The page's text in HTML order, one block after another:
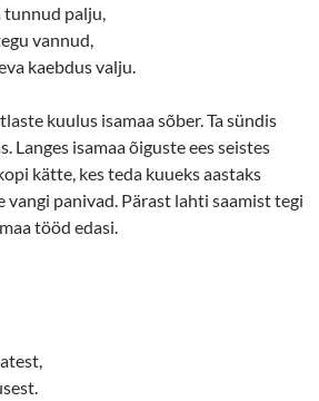
tunnud palju,
vannud,
kaebdus valju.
kuulus isamaa sõber. Ta sündis
Langes isamaa õiguste ees seistes
kätte, kes teda kuueks aastaks
vangi panivad. Pärast lahti saamist tegi
tööd edasi.